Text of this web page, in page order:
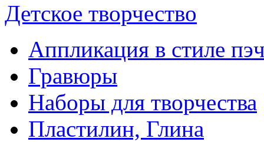
Детское творчество
Аппликация в стиле
Гравюры
Наборы для творчества
Пластилин, Глина